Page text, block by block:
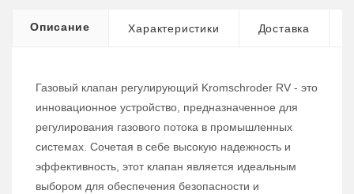
Описание Характеристики Доставка
Газовый клапан регулирующий Kromschroder RV - это
инновационное устройство, предназначенное для
регулирования газового потока в промышленных
системах. Сочетая в себе высокую надежность и
эффективность, этот клапан является идеальным
выбором для обеспечения безопасности и